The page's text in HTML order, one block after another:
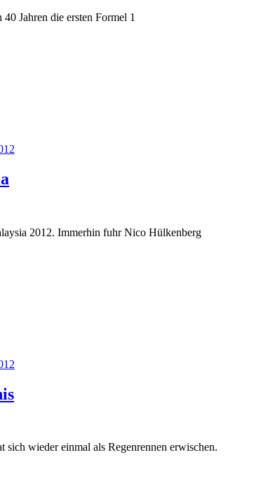
Jahren die ersten Formel 1
2012. Immerhin fuhr Nico Hülkenberg
sich wieder einmal als Regenrennen erwischen.